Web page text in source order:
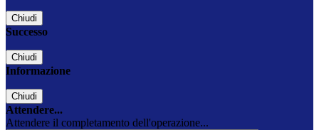
Chiudi
Successo
Chiudi
Informazione
Chiudi
Attendere...
Attendere il completamento dell'operazione...